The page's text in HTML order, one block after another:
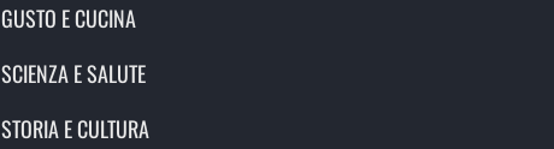
GUSTO E CUCINA
SCIENZA E SALUTE
STORIA E CULTURA